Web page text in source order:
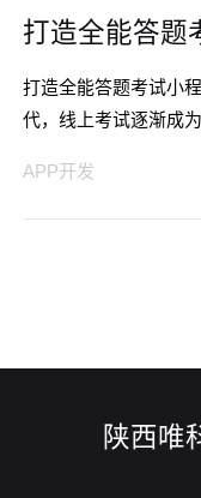
打造全能答题考试小
代，线上考试逐渐成
APP开发
陕西唯